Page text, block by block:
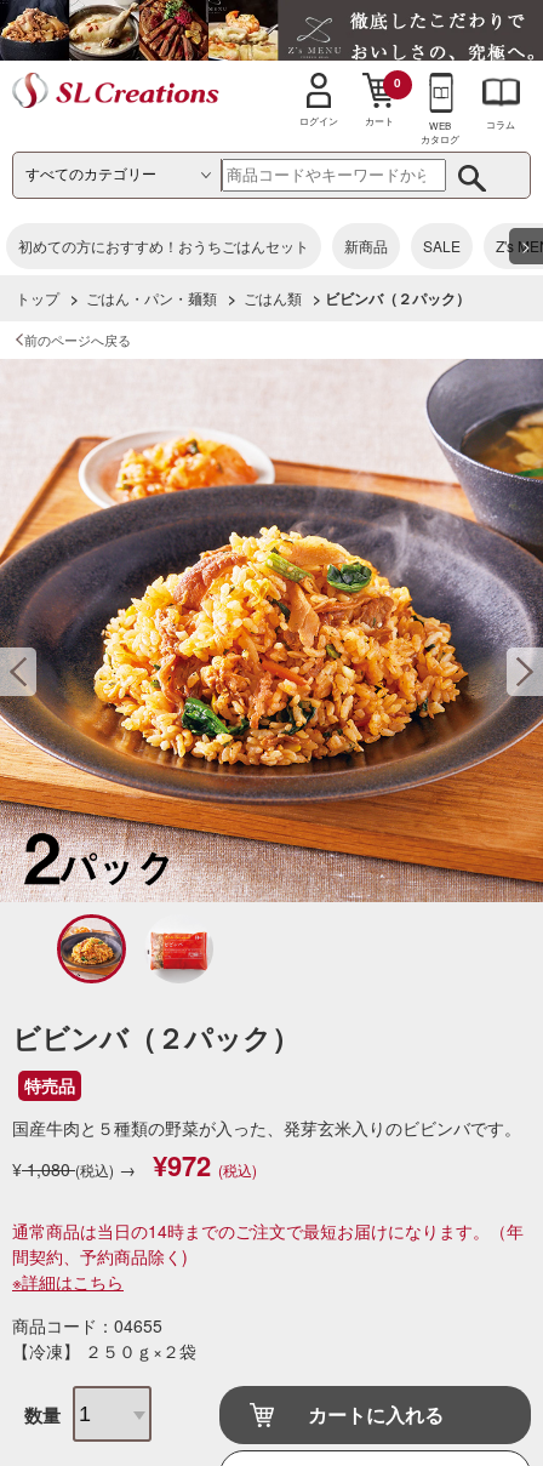
ログイン カート
0
WEB
カタログ
コラム
初めての方におすすめ！おうちごはんセット 新商品 SALE Z's >
トップ > ごはん・パン・麺類 > ごはん類 > ビビンバ（２パック）
前のページへ戻る
ビビンバ（２パック）
特売品
国産牛肉と５種類の野菜が入った、発芽玄米入りのビビンバです。
¥1,080(税込) → ¥972 (税込)
通常商品は当日の14時までのご注文で最短お届けになります。
（年
間契約、予約商品除く)
※詳細はこちら
商品コード：04655
【冷凍】 ２５０ｇ×２袋
数量 カートに入れる